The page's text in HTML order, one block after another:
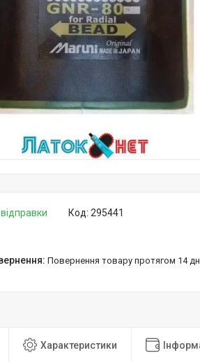
Код: 295441
повернення товару протягом 14
Характеристики